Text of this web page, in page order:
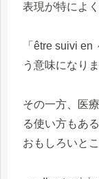
表現が特によ
「être suivi
う意味になりま
その一方、医
る使い方もあ
おもしろいとこ